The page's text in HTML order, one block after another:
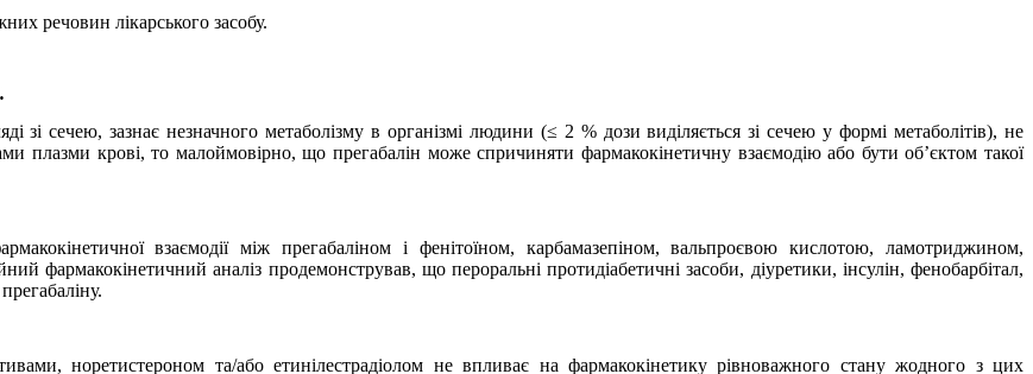
речовин лікарського засобу.
зі сечею, зазнає незначного метаболізму в організмі людини (≤ 2 % дози виділяється зі сечею у формі метаболітів), не
плазми крові, то малоймовірно, що прегабалін може спричиняти фармакокінетичну взаємодію або бути об’єктом такої
взаємодії між прегабаліном і фенітоїном, карбамазепіном, вальпроєвою кислотою, ламотриджином,
фармакокінетичний аналіз продемонстрував, що пероральні протидіабетичні засоби, діуретики, інсулін, фенобарбітал,
норетистероном та/або етинілестрадіолом не впливає на фармакокінетику рівноважного стану жодного з цих